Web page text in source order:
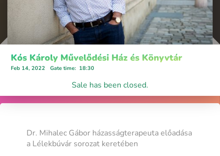
Kós Károly Művelődési Ház és Könyvtár
Feb 14, 2022 Gate time: 18:30
Sale has been closed.
Dr. Mihalec Gábor házasságterapeuta előadása
a Lélekbúvár sorozat keretében